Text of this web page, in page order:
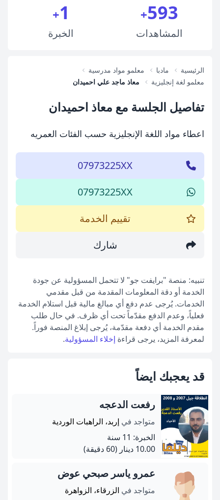
593
+
المشاهدات
1
+
الخبرة
الرئيسية مادبا
معلمو مواد مدرسية
معلمو لغة إنجليزية
معاذ ماجد علي احميدان
تفاصيل الجلسة مع معاذ احميدان
اعطاء مواد اللغة الإنجليزية حسب الفئات العمريه
07973225XX
07973225XX
تقييم الخدمة
شارك
تنبيه: منصة "برايفت جو" لا تتحمل المسؤولية عن جودة
الخدمة أو دقة المعلومات المقدمة من قبل مقدمي
الخدمات. يُرجى عدم دفع أي مبالغ مالية قبل استلام الخدمة
فعلياً، وعدم الدفع مقدّماً تحت أي ظرف. في حال طلب
مقدم الخدمة أي دفعة مقدّمة، يُرجى إبلاغ المنصة فوراً.
لمعرفة المزيد، يرجى قراءة إخلاء المسؤولية.
قد يعجبك ايضاً
رفعت الدعجه
متواجد في إربد، الراهبات الوردية
الخبرة: 11 سنة
10.00 دينار
(60 دقيقة)
عمرو ياسر صبحي عوض
متواجد في الزرقاء، الزواهرة